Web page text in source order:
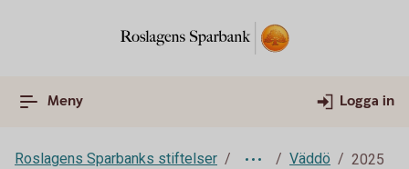
Meny Logga in
Roslagens Sparbanks stiftelser Väddö 2025